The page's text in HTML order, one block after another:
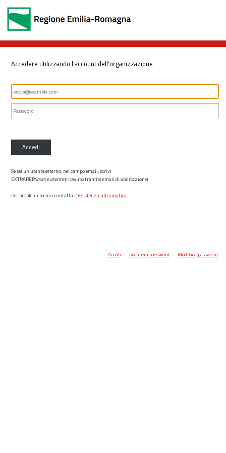
Accedere utilizzando l'account dell'organizzazione
Accedi
Se sei un utente esterno, nel campo email, scrivi
EXTRARER\nome utente(ricevuto tramite email di abilitazione)
Per problemi tecnici contatta l’assistenza informatica.
Accedi Recupera password Modifica password